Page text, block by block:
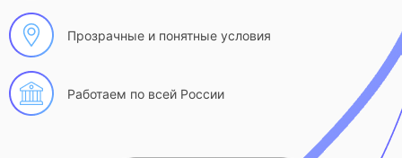
Прозрачные и понятные условия
Работаем по всей России